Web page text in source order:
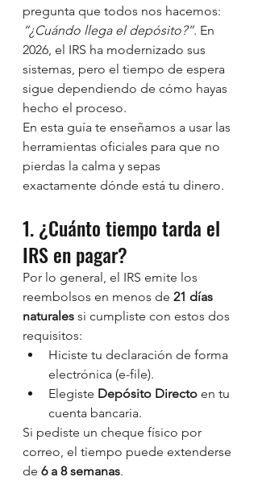
pregunta que todos nos hacemos:
“¿Cuándo llega el depósito?”. En
2026, el IRS ha modernizado sus
sistemas, pero el tiempo de espera
sigue dependiendo de cómo hayas
hecho el proceso.
En esta guía te enseñamos a usar las
herramientas oficiales para que no
pierdas la calma y sepas
exactamente dónde está tu dinero.
1. ¿Cuánto tiempo tarda el
IRS en pagar?
Por lo general, el IRS emite los
reembolsos en menos de 21 días
naturales si cumpliste con estos dos
requisitos:
Hiciste tu declaración de forma
electrónica (e-file).
Elegiste Depósito Directo en tu
cuenta bancaria.
Si pediste un cheque físico por
correo, el tiempo puede extenderse
de 6 a 8 semanas.